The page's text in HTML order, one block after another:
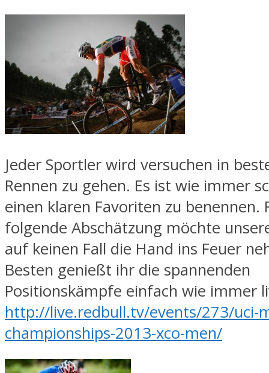
Jeder Sportler wird versuchen in
Rennen zu gehen. Es ist wie immer
einen klaren Favoriten zu benennen.
folgende Abschätzung möchte
auf keinen Fall die Hand ins Feuer
Besten genießt ihr die spannenden
Positionskämpfe einfach wie immer
http://live.redbull.tv/events/273/uci-
championships-2013-xco-men/